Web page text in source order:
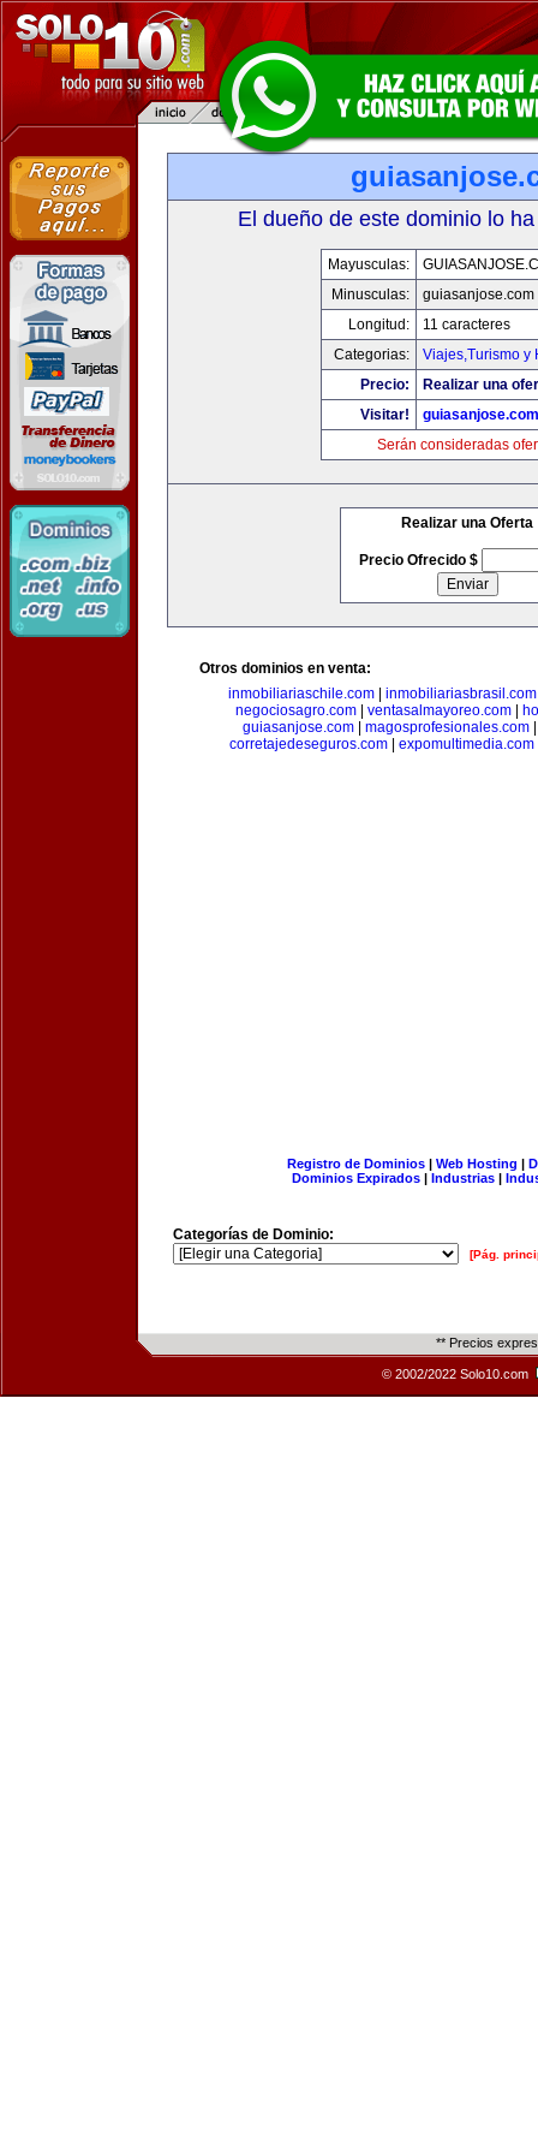
El dueño de este dominio lo
Mayusculas:
Minusculas:
guiasanjose.com
Longitud:
11 caracteres
Categorias:
Viajes,Turismo y
Precio:
Realizar una
Visitar!
guiasanjose.com
Serán consideradas
Realizar una Oferta
Precio Ofrecido $
Otros dominios en venta:
inmobiliariaschile.com| inmobiliariasbrasil.com
negociosagro.com
ventasalmayoreo.com
guiasanjose.com| magosprofesionales.com
corretajedeseguros.com
expomultimedia.com
Registro de Dominios| Web Hosting |
Dominios Expirados | Industrias |
Categorías de Dominio:
[Pág.
** Precios
© 2002/2022 Solo10.com